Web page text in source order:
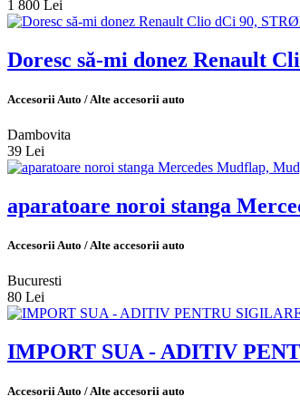
1 800 Lei
Doresc să-mi donez Renault
Accesorii Auto / Alte accesorii auto
Dambovita
39 Lei
aparatoare noroi stanga
Accesorii Auto / Alte accesorii auto
Bucuresti
80 Lei
IMPORT SUA - ADITIV
Accesorii Auto / Alte accesorii auto